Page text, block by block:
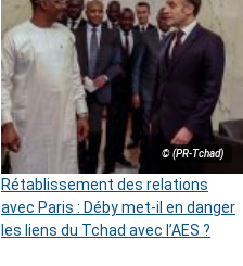
© (PR-Tchad)
Rétablissement des relations
avec Paris : Déby met-il en danger
les liens du Tchad avec l’AES ?